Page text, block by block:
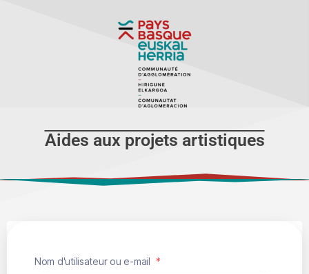
Aides aux projets artistiques
Nom d'utilisateur ou e-mail *